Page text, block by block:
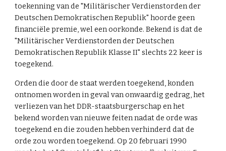
toekenning van de "Militärischer Verdienstorden der
Deutschen Demokratischen Republik" hoorde geen
financiële premie, wel een oorkonde. Bekend is dat de
"Militärischer Verdienstorden der Deutschen
Demokratischen Republik Klasse II" slechts 22 keer is
toegekend.
Orden die door de staat werden toegekend, konden
ontnomen worden in geval van onwaardig gedrag, het
verliezen van het DDR-staatsburgerschap en het
bekend worden van nieuwe feiten nadat de orde was
toegekend en die zouden hebben verhinderd dat de
orde zou worden toegekend. Op 20 februari 1990